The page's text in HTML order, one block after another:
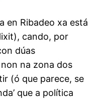
en Ribadeo xa está
cando, por
dúas
na zona dos
(ó que parece, se
que a política